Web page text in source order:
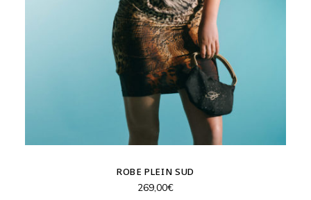
ROBE PLEIN SUD
269,00€